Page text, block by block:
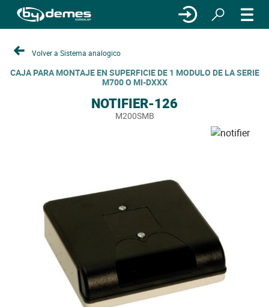
Volver a Sistema analogico
CAJA PARA MONTAJE EN SUPERFICIE DE 1 MODULO DE LA SERIE
M700 O MI-DXXX
NOTIFIER-126
M200SMB